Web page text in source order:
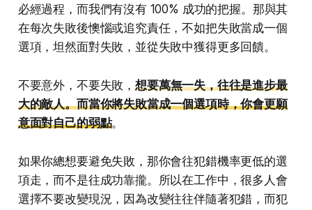
必經過程，而我們有沒有 100% 成功的把握。那與其
在每次失敗後懊惱或追究責任，不如把失敗當成一個
選項，坦然面對失敗，並從失敗中獲得更多回饋。
不要意外，不要失敗，想要萬無一失，往往是進步最
大的敵人。而當你將失敗當成一個選項時，你會更願
意面對自己的弱點。
如果你總想要避免失敗，那你會往犯錯機率更低的選
項走，而不是往成功靠攏。所以在工作中，很多人會
選擇不要改變現況，因為改變往往伴隨著犯錯，而犯